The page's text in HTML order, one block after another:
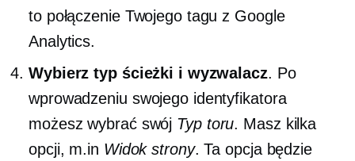
to połączenie Twojego tagu z Google
Analytics.
Wybierz typ ścieżki i wyzwalacz. Po
wprowadzeniu swojego identyfikatora
możesz wybrać swój Typ toru. Masz kilka
opcji, m.in Widok strony. Ta opcja będzie